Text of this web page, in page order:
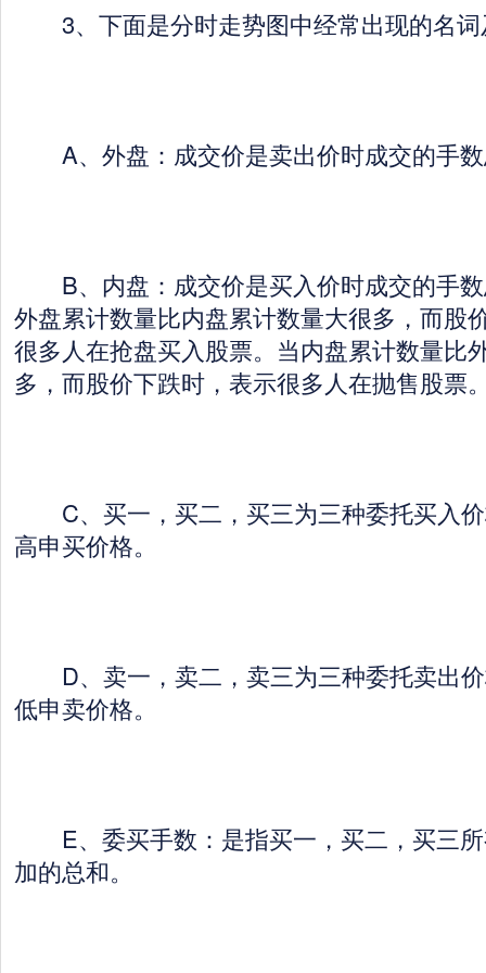
3、下面是分时走势图中经常出现的名词
A、外盘：成交价是卖出价时成交的手数
B、内盘：成交价是买入价时成交的手数
外盘累计数量比内盘累计数量大很多，而股
很多人在抢盘买入股票。当内盘累计数量比
多，而股价下跌时，表示很多人在抛售股票
C、买一，买二，买三为三种委托买入价
高申买价格。
D、卖一，卖二，卖三为三种委托卖出价
低申卖价格。
E、委买手数：是指买一，买二，买三所
加的总和。